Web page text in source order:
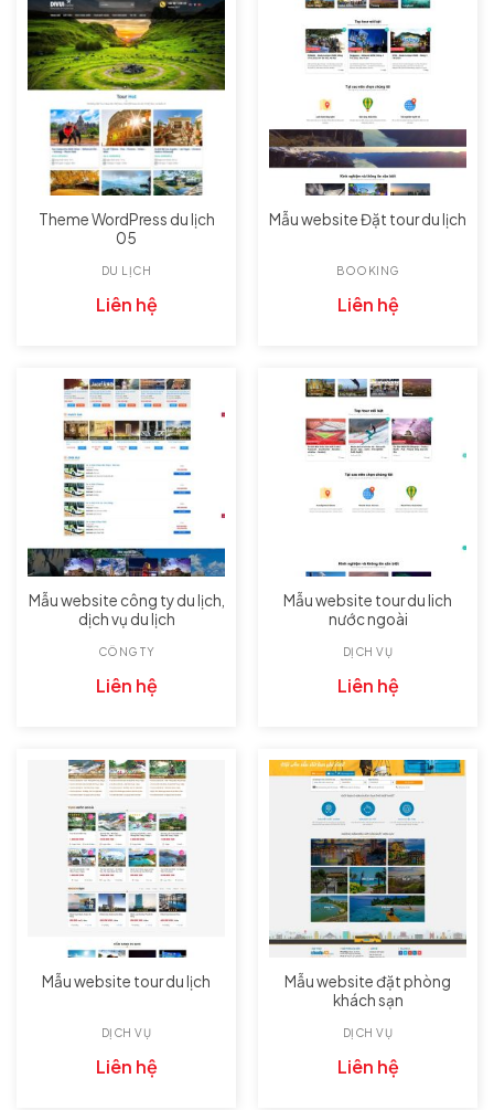
DU LỊCH
Theme WordPress du lịch
05
Liên hệ
BOOKING
Mẫu website Đặt tour du lịch
Liên hệ
CÔNG TY
Mẫu website công ty du lịch,
dịch vụ du lịch
Liên hệ
DỊCH VỤ
Mẫu website tour du lich
nước ngoài
Liên hệ
DỊCH VỤ
Mẫu website tour du lịch
Liên hệ
DỊCH VỤ
Mẫu website đặt phòng
khách sạn
Liên hệ